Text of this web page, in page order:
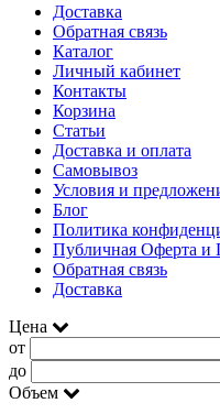
Доставка
Обратная связь
Каталог
Личный кабинет
Контакты
Корзина
Статьи
Доставка и оплата
Самовывоз
Условия и
Блог
Политика
Публичная Оферта и
Обратная связь
Доставка
Цена
от
до
Объем